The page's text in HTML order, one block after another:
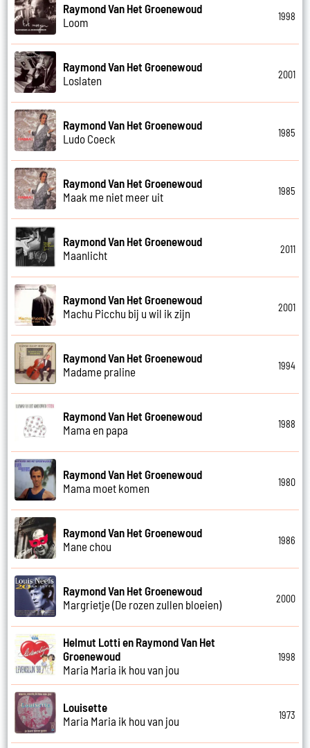
Raymond Van Het Groenewoud
Loom
1998
Raymond Van Het Groenewoud
Loslaten
2001
Raymond Van Het Groenewoud
Ludo Coeck
1985
Raymond Van Het Groenewoud
Maak me niet meer uit
1985
Raymond Van Het Groenewoud
Maanlicht
2011
Raymond Van Het Groenewoud
Machu Picchu bij u wil ik zijn
2001
Raymond Van Het Groenewoud
Madame praline
1994
Raymond Van Het Groenewoud
Mama en papa
1988
Raymond Van Het Groenewoud
Mama moet komen
1980
Raymond Van Het Groenewoud
Mane chou
1986
Raymond Van Het Groenewoud
Margrietje (De rozen zullen bloeien)
2000
Helmut Lotti en Raymond Van Het
Groenewoud
Maria Maria ik hou van jou
1998
Louisette
Maria Maria ik hou van jou
1973